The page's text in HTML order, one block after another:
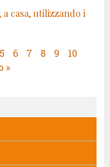
casa, utilizzando i
5 6 7 8 9
10
»